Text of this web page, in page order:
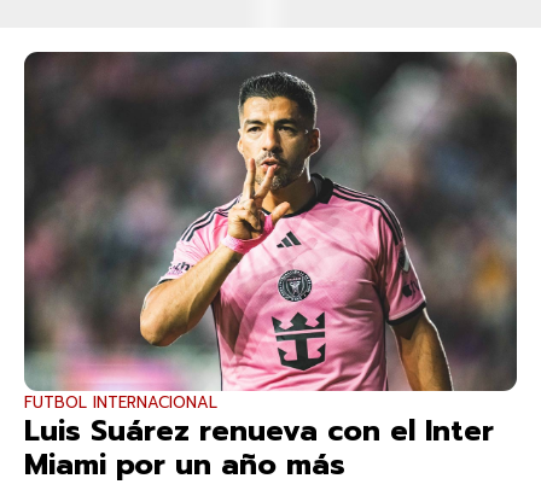
FUTBOL INTERNACIONAL
Luis Suárez renueva con el Inter
Miami por un año más